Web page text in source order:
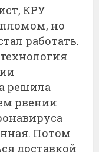
КРУ
но
работать.
решила
рвении
Потом
доставкой